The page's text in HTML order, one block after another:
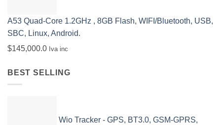
A53 Quad-Core 1.2GHz , 8GB Flash, WIFI/Bluetooth, USB,
SBC, Linux, Android.
$145,000.0 Iva inc
BEST SELLING
Wio Tracker - GPS, BT3.0, GSM-GPRS,